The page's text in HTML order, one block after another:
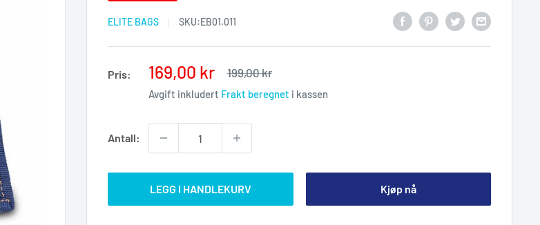
ELITE BAGS SKU:EB01.011
Pris: Salgspris
169,00 kr
Ordinær
199,00 kr
Avgift inkludert Frakt beregnet i kassen
Antall:
LEGG I HANDLEKURV Kjøp nå